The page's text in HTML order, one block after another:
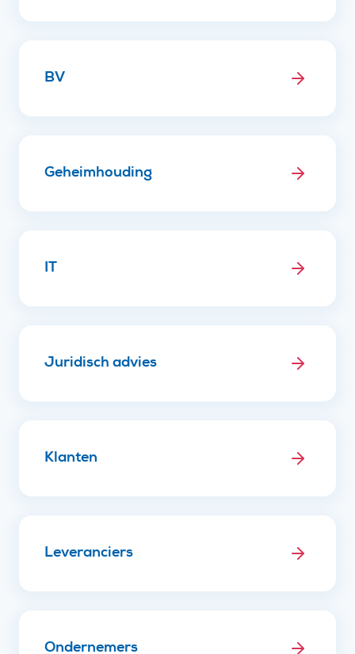
BV
Geheimhouding
IT
Juridisch advies
Klanten
Leveranciers
Ondernemers